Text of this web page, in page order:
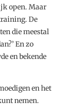
open. Maar
De
die meestal
En zo
en bekende
en het
nemen.